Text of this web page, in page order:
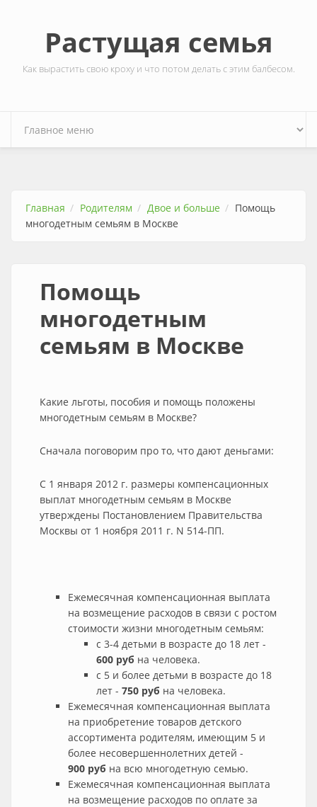
Растущая семья
Как вырастить свою кроху и что потом делать с этим балбесом.
Главная Родителям Двое и больше
Помощь
многодетным семьям в Москве
Помощь
многодетным
семьям в Москве
Какие льготы, пособия и помощь положены
многодетным семьям в Москве?
Сначала поговорим про то, что дают деньгами:
С 1 января 2012 г. размеры компенсационных
выплат многодетным семьям в Москве
утверждены Постановлением Правительства
Москвы от 1 ноября 2011 г. N 514-ПП.
Ежемесячная компенсационная выплата
на возмещение расходов в связи с ростом
стоимости жизни многодетным семьям:
с 3-4 детьми в возрасте до 18 лет -
600 руб на человека.
с 5 и более детьми в возрасте до 18
лет - 750 руб на человека.
Ежемесячная компенсационная выплата
на приобретение товаров детского
ассортимента родителям, имеющим 5 и
более несовершеннолетних детей -
900 руб на всю многодетную семью.
Ежемесячная компенсационная выплата
на возмещение расходов по оплате за